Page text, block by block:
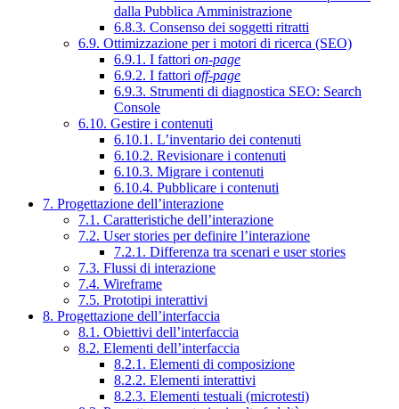
dalla Pubblica Amministrazione
6.8.3. Consenso dei soggetti ritratti
6.9. Ottimizzazione per i motori di ricerca (SEO)
6.9.1. I fattori on-page
6.9.2. I fattori off-page
6.9.3. Strumenti di diagnostica SEO: Search
Console
6.10. Gestire i contenuti
6.10.1. L’inventario dei contenuti
6.10.2. Revisionare i contenuti
6.10.3. Migrare i contenuti
6.10.4. Pubblicare i contenuti
7. Progettazione dell’interazione
7.1. Caratteristiche dell’interazione
7.2. User stories per definire l’interazione
7.2.1. Differenza tra scenari e user stories
7.3. Flussi di interazione
7.4. Wireframe
7.5. Prototipi interattivi
8. Progettazione dell’interfaccia
8.1. Obiettivi dell’interfaccia
8.2. Elementi dell’interfaccia
8.2.1. Elementi di composizione
8.2.2. Elementi interattivi
8.2.3. Elementi testuali (microtesti)